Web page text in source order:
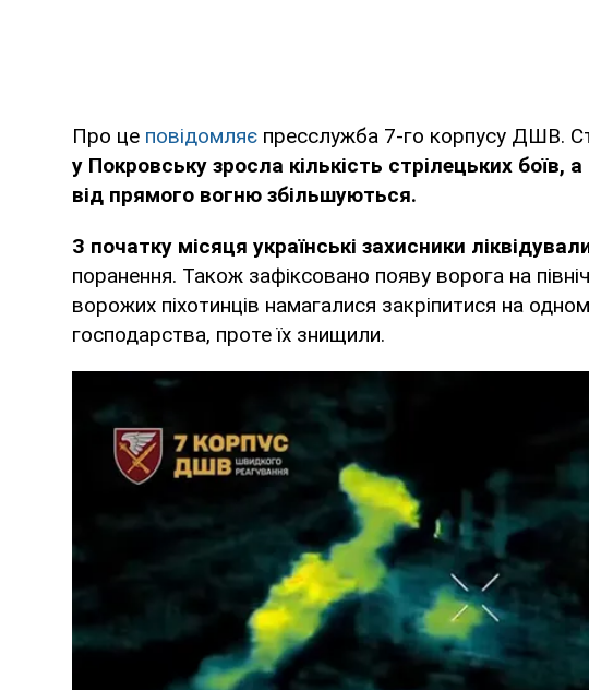
Про це повідомляє пресслужба 7-го корпусу ДШВ.
у Покровську зросла кількість стрілецьких боїв,
від прямого вогню збільшуються.
З початку місяця українські захисники
поранення. Також зафіксовано появу ворога на
ворожих піхотинців намагалися закріпитися на
господарства, проте їх знищили.